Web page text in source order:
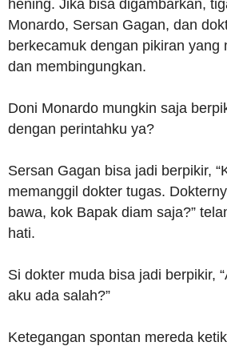
hening. Jika bisa digambarkan,
Monardo, Sersan Gagan, dan
berkecamuk dengan pikiran yang
dan membingungkan.
Doni Monardo mungkin saja
dengan perintahku ya?
Sersan Gagan bisa jadi berpikir,
memanggil dokter tugas.
bawa, kok Bapak diam saja?”
hati.
Si dokter muda bisa jadi berpikir,
aku ada salah?”
Ketegangan spontan mereda